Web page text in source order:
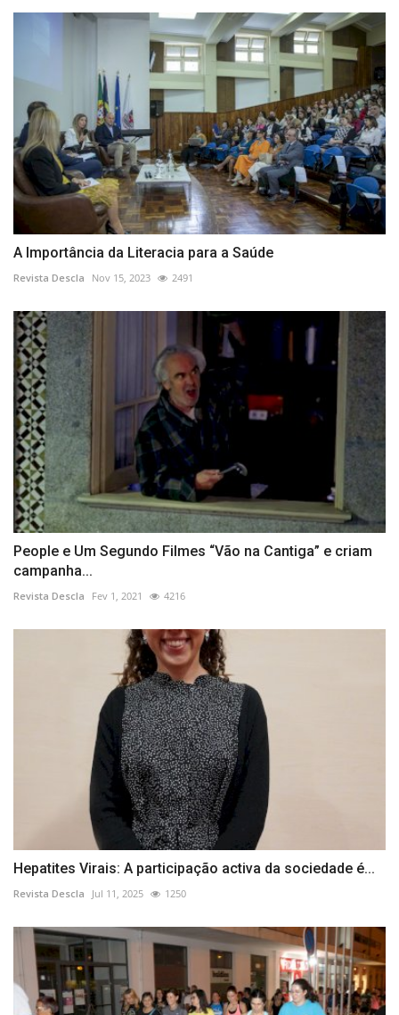
A Importância da Literacia para a Saúde
Revista Descla Nov 15, 2023 2491
People e Um Segundo Filmes “Vão na Cantiga” e criam
campanha...
Revista Descla Fev 1, 2021 4216
Hepatites Virais: A participação activa da sociedade é...
Revista Descla Jul 11, 2025 1250